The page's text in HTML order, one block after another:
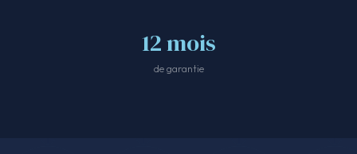
12 mois
de garantie